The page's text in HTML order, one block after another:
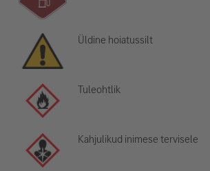
Üldine hoiatussilt
Tuleohtlik
Kahjulikud inimese tervisele